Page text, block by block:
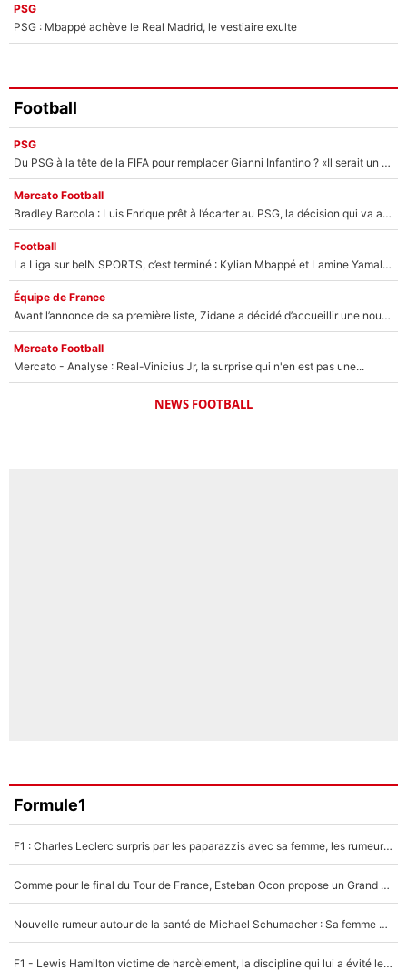
PSG
PSG : Mbappé achève le Real Madrid, le vestiaire exulte
Football
PSG
Du PSG à la tête de la FIFA pour remplacer Gianni Infantino ? «Il serait un mauvais président», le patron de la Liga s'attaque à Nasser Al-Khelaïfi !
Mercato Football
Bradley Barcola : Luis Enrique prêt à l’écarter au PSG, la décision qui va accélérer son transfert à Liverpool ?
Football
La Liga sur beIN SPORTS, c’est terminé : Kylian Mbappé et Lamine Yamal changent de chaîne, «le moment était venu d'ouvrir un nouveau chapitre»
Équipe de France
Avant l’annonce de sa première liste, Zidane a décidé d’accueillir une nouvelle tête en équipe de France
Mercato Football
Mercato - Analyse : Real-Vinicius Jr, la surprise qui n'en est pas une...
NEWS FOOTBALL
Formule1
F1 : Charles Leclerc surpris par les paparazzis avec sa femme, les rumeurs étaient vraies !
Comme pour le final du Tour de France, Esteban Ocon propose un Grand Prix de Formule 1 à Paris : «Autour de l’Arc de Triomphe, ce serait génial» !
Nouvelle rumeur autour de la santé de Michael Schumacher : Sa femme Corinna sort du silence
F1 - Lewis Hamilton victime de harcèlement, la discipline qui lui a évité le pire : «J'aurais probablement mal tourné»